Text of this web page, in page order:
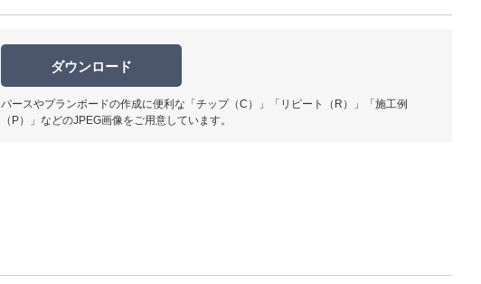
ダウンロード
パースやプランボードの作成に便利な「チップ（C）」「リピート（R）」「施工例
（P）」などのJPEG画像をご用意しています。